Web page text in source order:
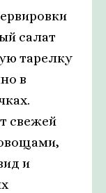
салат
тарелку
в
свежей
и